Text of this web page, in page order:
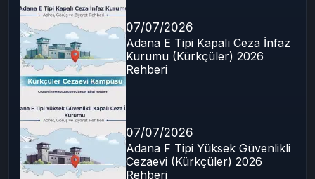
Son Yazılar
Kurumu (Kürkçüler) 2026
Rehberi